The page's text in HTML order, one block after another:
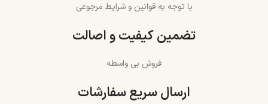
با توجه به قوانین و شرایط مرجوعی
تضمین کیفیت و اصالت
فروش بی واسطه
ارسال سریع سفارشات